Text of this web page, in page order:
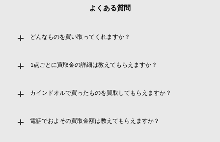
よくある質問
どんなものを買い取ってくれますか？
1点ごとに買取金の詳細は教えてもらえますか？
カインドオルで買ったものを買取してもらえますか？
電話でおよその買取金額は教えてもらえますか？